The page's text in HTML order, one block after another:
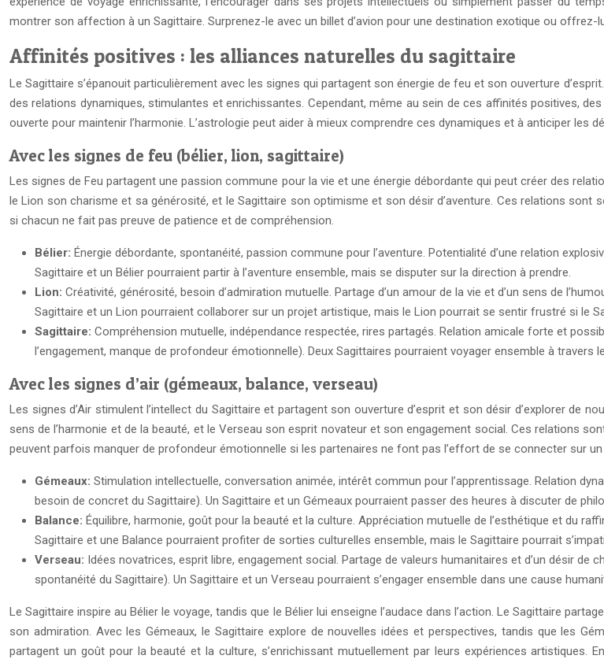
montrer son affection à un Sagittaire. Surprenez-le avec un billet d’avion pour une destination exotique ou offrez-
Affinités positives : les alliances naturelles du sagittaire
Le Sagittaire s’épanouit particulièrement avec les signes qui partagent son énergie de feu et son ouverture
des relations dynamiques, stimulantes et enrichissantes. Cependant, même au sein de ces affinités positives,
ouverte pour maintenir l’harmonie. L’astrologie peut aider à mieux comprendre ces dynamiques et à anticiper les
Avec les signes de feu (bélier, lion, sagittaire)
Les signes de Feu partagent une passion commune pour la vie et une énergie débordante qui peut créer des
le Lion son charisme et sa générosité, et le Sagittaire son optimisme et son désir d’aventure. Ces relations sont
si chacun ne fait pas preuve de patience et de compréhension.
Bélier: Énergie débordante, spontanéité, passion commune pour l’aventure. Potentialité d’une relation
Sagittaire et un Bélier pourraient partir à l’aventure ensemble, mais se disputer sur la direction à prendre.
Lion: Créativité, générosité, besoin d’admiration mutuelle. Partage d’un amour de la vie et d’un sens de
Sagittaire et un Lion pourraient collaborer sur un projet artistique, mais le Lion pourrait se sentir frustré si le
Sagittaire: Compréhension mutuelle, indépendance respectée, rires partagés. Relation amicale forte et
l’engagement, manque de profondeur émotionnelle). Deux Sagittaires pourraient voyager ensemble à travers
Avec les signes d’air (gémeaux, balance, verseau)
Les signes d’Air stimulent l’intellect du Sagittaire et partagent son ouverture d’esprit et son désir d’explorer de
sens de l’harmonie et de la beauté, et le Verseau son esprit novateur et son engagement social. Ces relations
peuvent parfois manquer de profondeur émotionnelle si les partenaires ne font pas l’effort de se connecter sur un
Gémeaux: Stimulation intellectuelle, conversation animée, intérêt commun pour l’apprentissage. Relation
besoin de concret du Sagittaire). Un Sagittaire et un Gémeaux pourraient passer des heures à discuter de
Balance: Équilibre, harmonie, goût pour la beauté et la culture. Appréciation mutuelle de l’esthétique et du
Sagittaire et une Balance pourraient profiter de sorties culturelles ensemble, mais le Sagittaire pourrait
Verseau: Idées novatrices, esprit libre, engagement social. Partage de valeurs humanitaires et d’un désir
spontanéité du Sagittaire). Un Sagittaire et un Verseau pourraient s’engager ensemble dans une cause
Le Sagittaire inspire au Bélier le voyage, tandis que le Bélier lui enseigne l’audace dans l’action. Le Sagittaire
son admiration. Avec les Gémeaux, le Sagittaire explore de nouvelles idées et perspectives, tandis que les
partagent un goût pour la beauté et la culture, s’enrichissant mutuellement par leurs expériences artistiques.